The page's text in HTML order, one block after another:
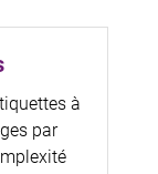
à
par